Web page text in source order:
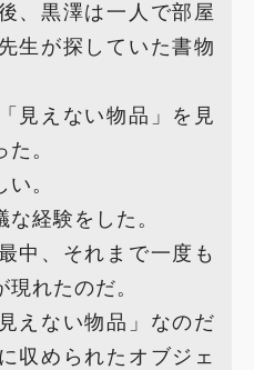
、黒澤は一人で部屋
生が探していた書物
見えない物品」を見
。
。
経験をした。
中、それまで一度も
れたのだ。
えない物品」なのだ
収められたオブジェ